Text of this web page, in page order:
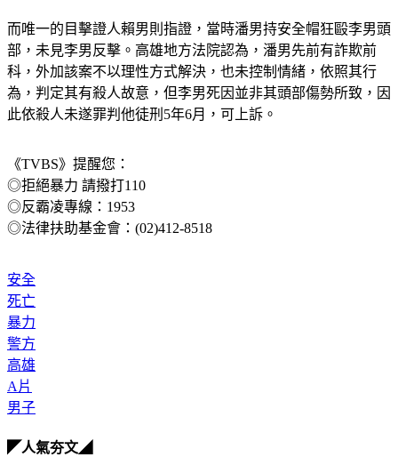
而唯一的目擊證人賴男則指證，當時潘男持安全帽狂毆李男頭
部，未見李男反擊。高雄地方法院認為，潘男先前有詐欺前
科，外加該案不以理性方式解決，也未控制情緒，依照其行
為，判定其有殺人故意，但李男死因並非其頭部傷勢所致，因
此依殺人未遂罪判他徒刑5年6月，可上訴。
《TVBS》提醒您：
◎拒絕暴力 請撥打110
◎反霸凌專線：1953
◎法律扶助基金會：(02)412-8518
安全
死亡
暴力
警方
高雄
A片
男子
◤人氣夯文◢